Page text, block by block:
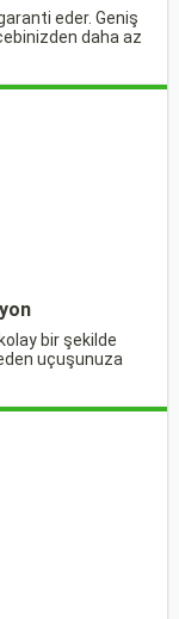
eder. Geniş
daha az
bir şekilde
uçuşunuza